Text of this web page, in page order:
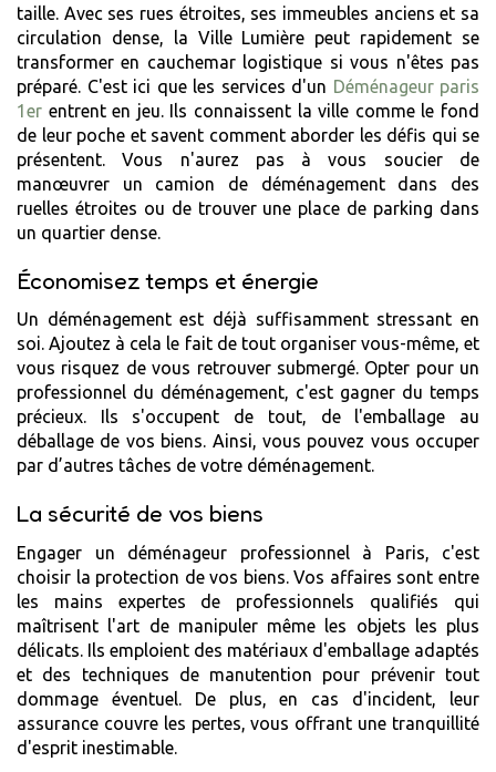
taille. Avec ses rues étroites, ses immeubles anciens et sa
circulation dense, la Ville Lumière peut rapidement se
transformer en cauchemar logistique si vous n'êtes pas
préparé. C'est ici que les services d'un Déménageur paris
1er entrent en jeu. Ils connaissent la ville comme le fond
de leur poche et savent comment aborder les défis qui se
présentent. Vous n'aurez pas à vous soucier de
manœuvrer un camion de déménagement dans des
ruelles étroites ou de trouver une place de parking dans
un quartier dense.
Économisez temps et énergie
Un déménagement est déjà suffisamment stressant en
soi. Ajoutez à cela le fait de tout organiser vous-même, et
vous risquez de vous retrouver submergé. Opter pour un
professionnel du déménagement, c'est gagner du temps
précieux. Ils s'occupent de tout, de l'emballage au
déballage de vos biens. Ainsi, vous pouvez vous occuper
par d’autres tâches de votre déménagement.
La sécurité de vos biens
Engager un déménageur professionnel à Paris, c'est
choisir la protection de vos biens. Vos affaires sont entre
les mains expertes de professionnels qualifiés qui
maîtrisent l'art de manipuler même les objets les plus
délicats. Ils emploient des matériaux d'emballage adaptés
et des techniques de manutention pour prévenir tout
dommage éventuel. De plus, en cas d'incident, leur
assurance couvre les pertes, vous offrant une tranquillité
d'esprit inestimable.